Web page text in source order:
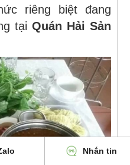
riêng biệt đang
tại Quán Hải Sản
Nhắn tin